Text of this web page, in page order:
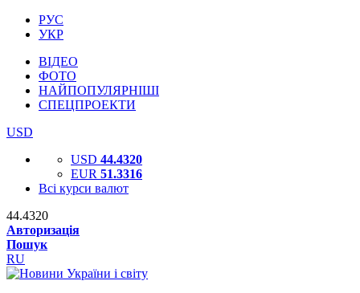
РУС
УКР
ВІДЕО
ФОТО
НАЙПОПУЛЯРНІШІ
СПЕЦПРОЕКТИ
USD
USD 44.4320
EUR 51.3316
Всі курси валют
44.4320
Авторизація
Пошук
RU